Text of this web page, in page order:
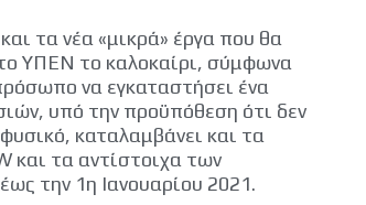
τα νέα «μικρά» έργα που θα
ΥΠΕΝ το καλοκαίρι, σύμφωνα
να εγκαταστήσει ένα
υπό την προϋπόθεση ότι δεν
καταλαμβάνει και τα
και τα αντίστοιχα των
την 1η Ιανουαρίου 2021.